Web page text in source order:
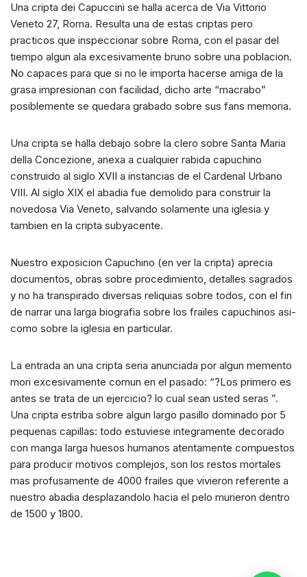
Una cripta dei Capuccini se halla acerca de Via Vittorio
Veneto 27, Roma. Resulta una de estas criptas pero
practicos que inspeccionar sobre Roma, con el pasar del
tiempo algun ala excesivamente bruno sobre una poblacion.
No capaces para que si no le importa hacerse amiga de la
grasa impresionan con facilidad, dicho arte “macrabo”
posiblemente se quedara grabado sobre sus fans memoria.
Una cripta se halla debajo sobre la clero sobre Santa Maria
della Concezione, anexa a cualquier rabida capuchino
construido al siglo XVII a instancias de el Cardenal Urbano
VIII. Al siglo XIX el abadia fue demolido para construir la
novedosa Via Veneto, salvando solamente una iglesia y
tambien en la cripta subyacente.
Nuestro exposicion Capuchino (en ver la cripta) aprecia
documentos, obras sobre procedimiento, detalles sagrados
y no ha transpirado diversas reliquias sobre todos, con el fin
de narrar una larga biografia sobre los frailes capuchinos asi­
como sobre la iglesia en particular.
La entrada an una cripta seri­a anunciada por algun memento
mori excesivamente comun en el pasado: “?Los primero es
antes se trata de un ejercicio? lo cual sean usted seras ”.
Una cripta estriba sobre algun largo pasillo dominado por 5
pequenas capillas: todo estuviese integramente decorado
con manga larga huesos humanos atentamente compuestos
para producir motivos complejos, son los restos mortales
mas profusamente de 4000 frailes que vivieron referente a
nuestro abadia desplazandolo hacia el pelo murieron dentro
de 1500 y 1800.